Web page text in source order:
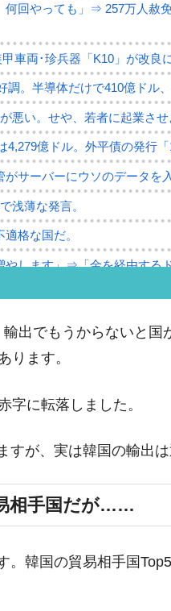
何回やっても」⇒ 257万人赦
車両･珍兵器「K10」が改良
調。半導体だけで410億ドル
悪い。せや、若者に起業さ
4,279億ドル。外平債の発行「
サーバーにウソのデータを
浅薄な発言。
格な国だ。
やします」⇒「金を経由する
支持しない「50.5％」に上昇
発された ⇒ 国家が行った恐
抗議活動」
ラで他業種は全般的「不調
出でもうからないと国
ります。
字に転落しました。
が、実は韓国の輸出
相手国だが……
韓国の貿易相手国